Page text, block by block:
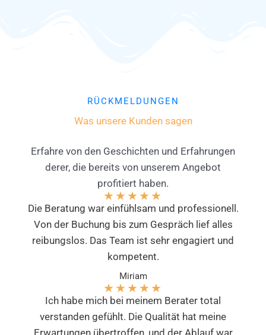
RÜCKMELDUNGEN
Was unsere Kunden sagen
Erfahre von den Geschichten und Erfahrungen
derer, die bereits von unserem Angebot
profitiert haben.
★★★★★
Die Beratung war einfühlsam und professionell.
Von der Buchung bis zum Gespräch lief alles
reibungslos. Das Team ist sehr engagiert und
kompetent.
Miriam
★★★★★
Ich habe mich bei meinem Berater total
verstanden gefühlt. Die Qualität hat meine